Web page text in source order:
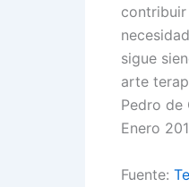
contribuir
sigue
arte
Pedro de
Enero
Fuente: